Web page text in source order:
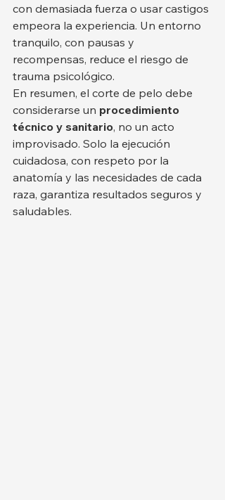
con demasiada fuerza o usar castigos
empeora la experiencia. Un entorno
tranquilo, con pausas y
recompensas, reduce el riesgo de
trauma psicológico.
En resumen, el corte de pelo debe
considerarse un procedimiento
técnico y sanitario, no un acto
improvisado. Solo la ejecución
cuidadosa, con respeto por la
anatomía y las necesidades de cada
raza, garantiza resultados seguros y
saludables.